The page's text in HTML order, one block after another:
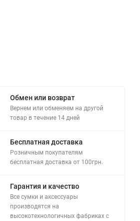
Обмен или возврат
Вернем или обменяем на другой
товар в течение 14 дней
Бесплатная доставка
Розничным покупателям
бесплатная доставка от 100грн.
Гарантия и качество
Все сумки и аксессуары
производятся на
высокотехнологичных фабриках с